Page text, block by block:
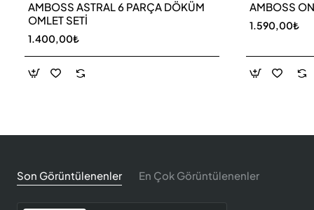
AMBOSS ASTRAL 6 PARÇA DÖKÜM
OMLET SETİ
1.400,00₺
AMBOSS
1.590,00₺
Son Görüntülenenler En Çok Görüntülenenler